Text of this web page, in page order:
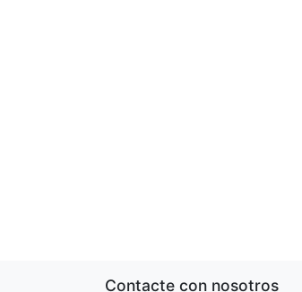
Contacte con nosotros